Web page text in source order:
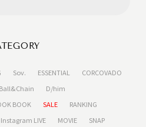
Sov. ESSENTIAL
CORCOVADO
Ball&Chain
D/him
BOOK SALE
RANKING
Instagram LIVE MOVIE SNAP